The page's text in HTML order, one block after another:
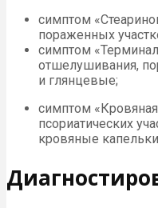
симптом
пораженных
симптом
отшелушивания,
и глянцевые;
симптом
псориатических
кровяные капельки.